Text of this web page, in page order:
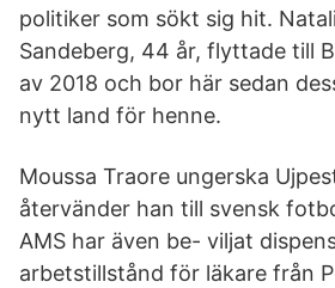
politiker som sökt sig hit.
Sandeberg, 44 år, flyttade till
av 2018 och bor här sedan
nytt land för henne.
Moussa Traore ungerska
återvänder han till svensk
AMS har även be- viljat
arbetstillstånd för läkare från